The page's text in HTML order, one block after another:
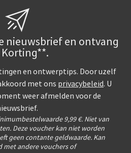
nieuwsbrief en ontvang
Korting**.
en ontwerptips. Door uzelf
met ons privacybeleid. U
weer afmelden voor de
9,99 €. Niet van
Deze voucher kan niet worden
geen contante geldwaarde. Kan
met andere vouchers of